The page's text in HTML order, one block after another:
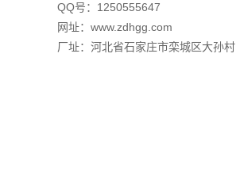
QQ号：1250555647
网址： www.zdhgg.com
厂址：河北省石家庄市栾城区大孙村